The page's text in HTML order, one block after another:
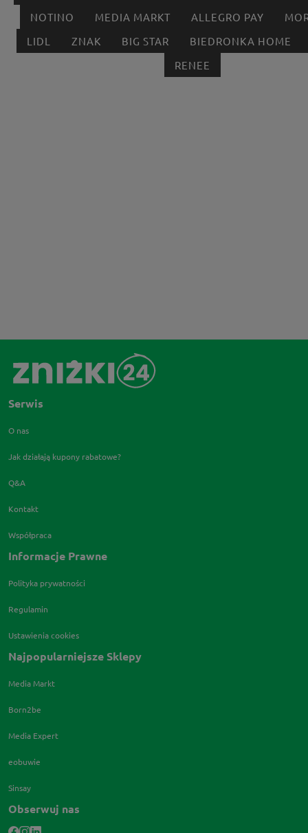
NOTINO
MEDIA MARKT ALLEGRO PAY
LIDL
ZNAK BIG STAR
BIEDRONKA HOME
RENEE
Serwis
O nas
Jak działają kupony rabatowe?
Q&A
Kontakt
Współpraca
Informacje Prawne
Polityka prywatności
Regulamin
Ustawienia cookies
Najpopularniejsze Sklepy
Media Markt
Born2be
Media Expert
eobuwie
Sinsay
Obserwuj nas